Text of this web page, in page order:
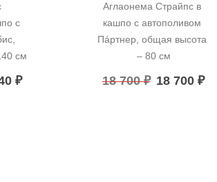
с
см
₽
Аглаонема Страйпс в
кашпо с автополивом
Пáртнер, общая высота
– 80 см
18 700₽ 18 700₽